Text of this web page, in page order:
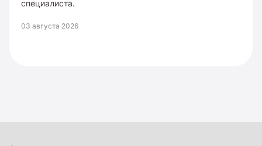
специалиста.
03 августа 2026